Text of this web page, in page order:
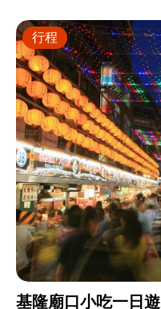
基隆廟口小吃一日遊
行程